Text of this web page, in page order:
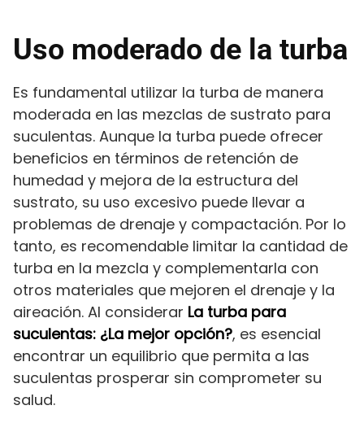
Uso moderado de la turba
Es fundamental utilizar la turba de manera
moderada en las mezclas de sustrato para
suculentas. Aunque la turba puede ofrecer
beneficios en términos de retención de
humedad y mejora de la estructura del
sustrato, su uso excesivo puede llevar a
problemas de drenaje y compactación. Por lo
tanto, es recomendable limitar la cantidad de
turba en la mezcla y complementarla con
otros materiales que mejoren el drenaje y la
aireación. Al considerar La turba para
suculentas: ¿La mejor opción?, es esencial
encontrar un equilibrio que permita a las
suculentas prosperar sin comprometer su
salud.